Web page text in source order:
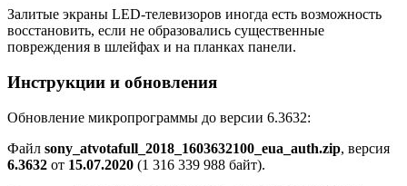
Залитые экраны LED-телевизоров иногда есть возможность
восстановить, если не образовались существенные
повреждения в шлейфах и на планках панели.
Инструкции и обновления
Обновление микропрограммы до версии 6.3632:
Файл sony_atvotafull_2018_1603632100_eua_auth.zip, версия
6.3632 от 15.07.2020 (1 316 339 988 байт).